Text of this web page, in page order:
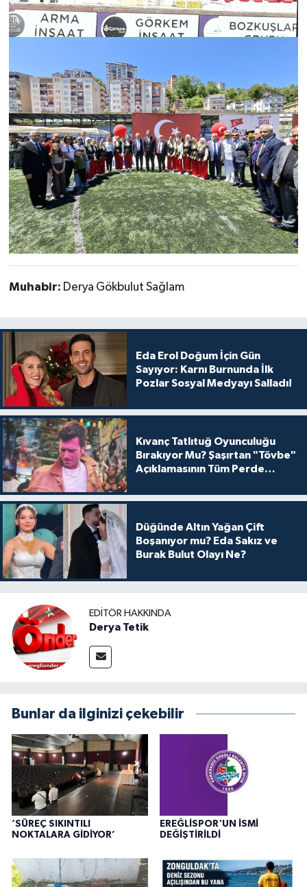
Muhabir: Derya Gökbulut Sağlam
Eda Erol Doğum İçin Gün
Sayıyor: Karnı Burnunda İlk
Pozlar Sosyal Medyayı Salladı!
Kıvanç Tatlıtuğ Oyunculuğu
Bırakıyor Mu? Şaşırtan "Tövbe"
Açıklamasının Tüm Perde
Düğünde Altın Yağan Çift
Boşanıyor mu? Eda Sakız ve
Burak Bulut Olayı Ne?
EDITÖR HAKKINDA
Derya Tetik
Bunlar da ilginizi çekebilir
‘SÜREÇ SIKINTILI
NOKTALARA GİDİYOR’
EREĞLİSPOR'UN İSMİ
DEĞİŞTİRİLDİ